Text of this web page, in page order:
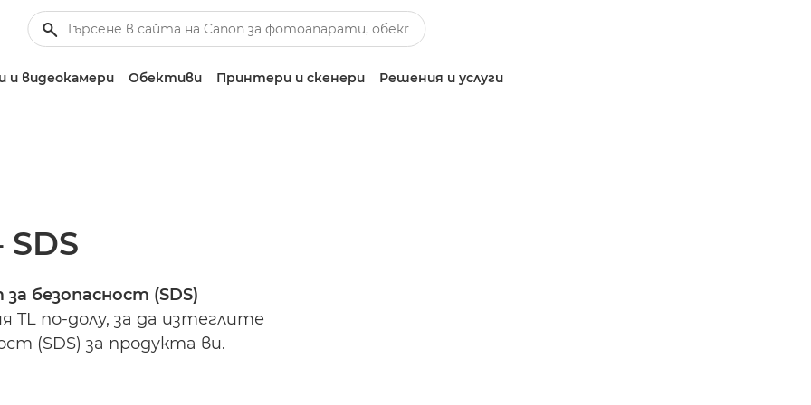
видеокамери Обективи Принтери и скенери Решения и услуги
безопасност (SDS)
по-долу, за да изтеглите
(SDS) за продукта ви.